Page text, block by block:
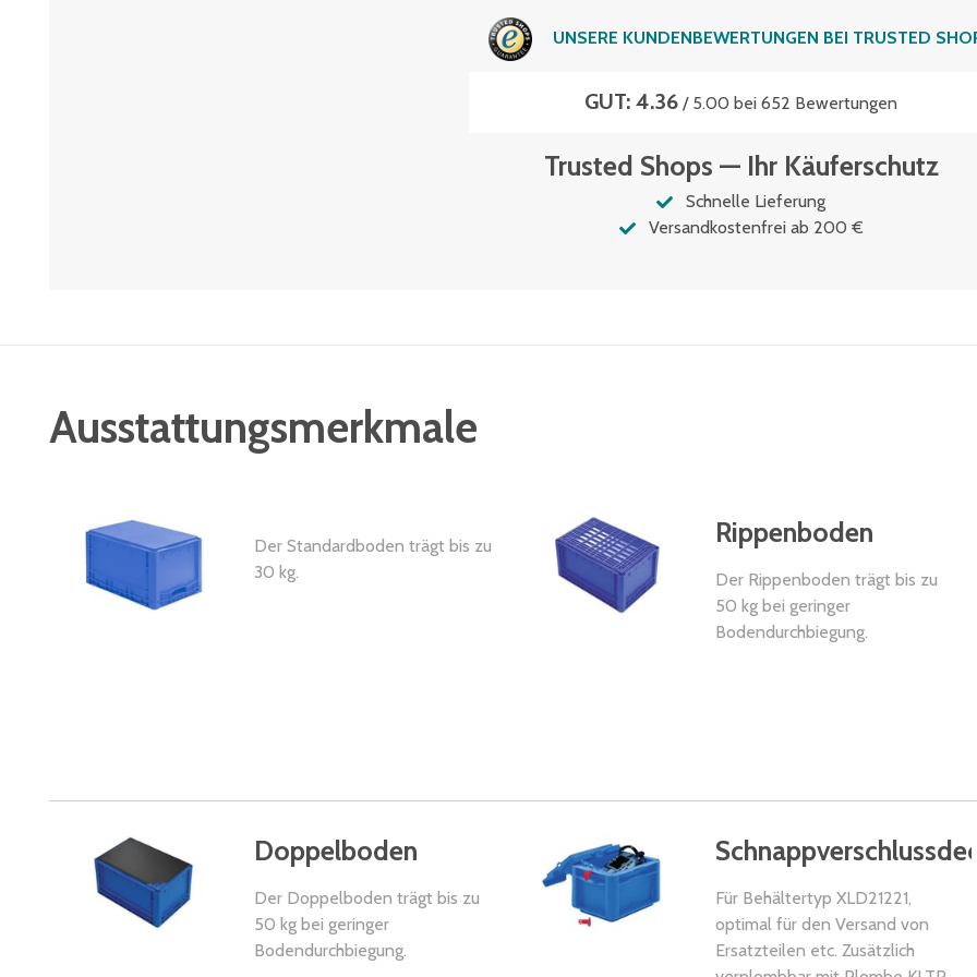
UNSERE KUNDENBEWERTUNGEN BEI TRUSTED
GUT: 4.36 / 5.00 bei 652 Bewertungen
Trusted Shops — Ihr Käuferschutz
Schnelle Lieferung
Versandkostenfrei ab 200 €
Ausstattungsmerkmale
Der Standardboden trägt bis zu
30 kg.
Rippenboden
Der Rippenboden trägt bis zu
50 kg bei geringer
Bodendurchbiegung.
Doppelboden
Der Doppelboden trägt bis zu
50 kg bei geringer
Bodendurchbiegung.
Für Behältertyp XLD21221,
optimal für den Versand von
Ersatzteilen etc. Zusätzlich